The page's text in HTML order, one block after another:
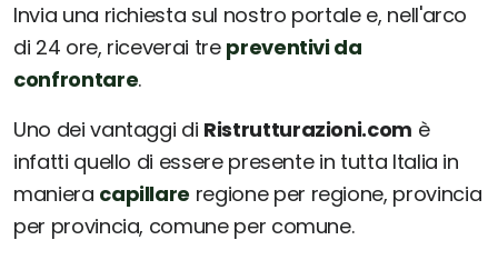
Invia una richiesta sul nostro portale e, nell'arco
di 24 ore, riceverai tre preventivi da
confrontare.
Uno dei vantaggi di Ristrutturazioni.com è
infatti quello di essere presente in tutta Italia in
maniera capillare regione per regione, provincia
per provincia, comune per comune.